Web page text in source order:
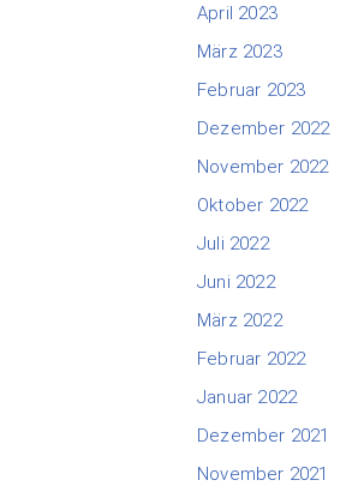
April 2023
März 2023
Februar 2023
Dezember 2022
November 2022
Oktober 2022
Juli 2022
Juni 2022
März 2022
Februar 2022
Januar 2022
Dezember 2021
November 2021